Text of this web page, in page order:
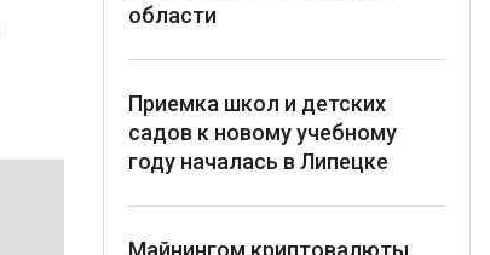
области
Приемка школ и детских
садов к новому учебному
году началась в Липецке
Майнингом криптовалюты